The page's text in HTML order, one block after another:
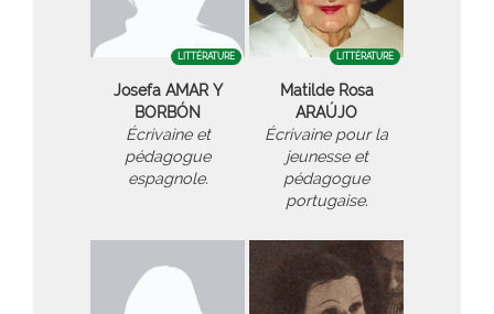
LITTÉRATURE
Josefa AMAR Y
BORBÓN
Écrivaine et
pédagogue
espagnole.
LITTÉRATURE
Matilde Rosa
ARAÚJO
Écrivaine pour la
jeunesse et
pédagogue
portugaise.